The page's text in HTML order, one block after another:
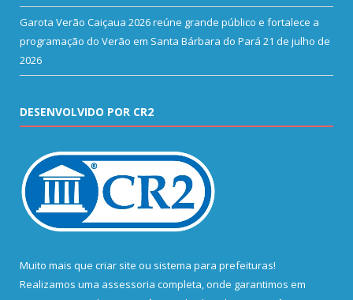
Garota Verão Caiçaua 2026 reúne grande público e fortalece a
programação do Verão em Santa Bárbara do Pará 21 de julho de
2026
DESENVOLVIDO POR CR2
Muito mais que criar site ou sistema para prefeituras!
Realizamos uma assessoria completa, onde garantimos em